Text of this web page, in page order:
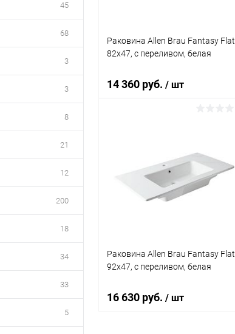
45
68
3
3
8
21
12
200
18
34
33
5
Раковина Allen Brau Fantasy Flat
82x47, с переливом, белая
14 360 руб. / шт
Купить в 1 клик Сравнение
В избранное Под заказ
Раковина Allen Brau Fantasy Flat
92x47, с переливом, белая
16 630 руб. / шт